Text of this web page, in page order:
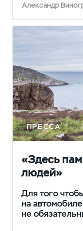
Александр
ПРЕССА
«Здесь
людей»
Для того
на
не